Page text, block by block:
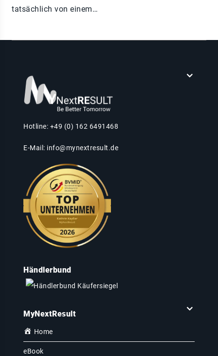
tatsächlich von einem…
Hotline: +49 (0) 162 6491468
E-Mail: info@mynextresult.de
Händlerbund
MyNextResult
Home
eBook